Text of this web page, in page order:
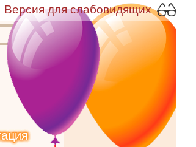
Версия для слабовидящих